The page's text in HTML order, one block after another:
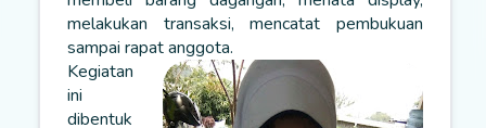
melakukan transaksi, mencatat pembukuan
sampai rapat anggota.
Kegiatan
ini
dibentuk